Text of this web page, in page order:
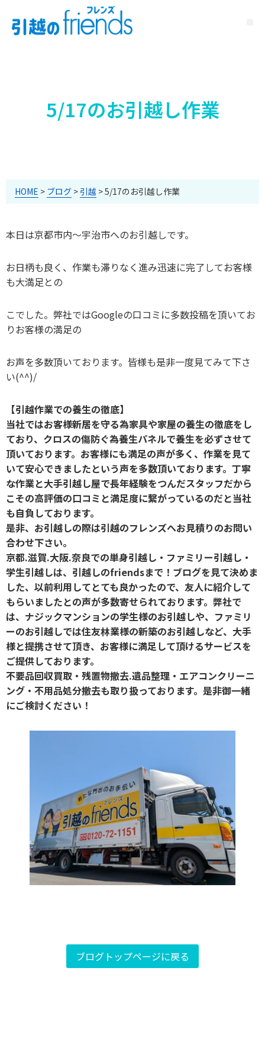
5/17のお引越し作業
HOME > ブログ > 引越 >5/17のお引越し作業
本日は京都市内～宇治市へのお引越しです。
お日柄も良く、作業も滞りなく進み迅速に完了してお客様
も大満足との
こでした。弊社ではGoogleの口コミに多数投稿を頂いてお
りお客様の満足の
お声を多数頂いております。皆様も是非一度見てみて下さ
い(^^)/
【引越作業での養生の徹底】
当社ではお客様新居を守る為家具や家屋の養生の徹底をし
ており、クロスの傷防ぐ為養生パネルで養生を必ずさせて
頂いております。お客様にも満足の声が多く、作業を見て
いて安心できましたという声を多数頂いております。丁寧
な作業と大手引越し屋で長年経験をつんだスタッフだから
こその高評価の口コミと満足度に繋がっているのだと当社
も自負しております。
是非、お引越しの際は引越のフレンズへお見積りのお問い
合わせ下さい。
京都.滋賀.大阪.奈良での単身引越し・ファミリー引越し・
学生引越しは、引越しのfriendsまで！ブログを見て決めま
した、以前利用してとても良かったので、友人に紹介して
もらいましたとの声が多数寄せられております。弊社で
は、ナジックマンションの学生様のお引越しや、ファミリ
ーのお引越しでは住友林業様の新築のお引越しなど、大手
様と提携させて頂き、お客様に満足して頂けるサービスを
ご提供しております。
不要品回収買取・残置物撤去.遺品整理・エアコンクリーニ
ング・不用品処分撤去も取り扱っております。是非御一緒
にご検討ください！
ブログトップページに戻る